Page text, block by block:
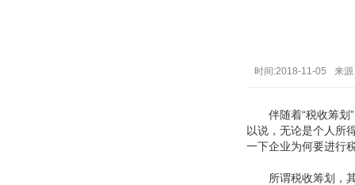
时间:2018-11-05 来
伴随着“税收筹划”
以说，无论是个人所
一下企业为何要进行
所谓税收筹划，其